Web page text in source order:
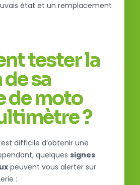
état et un remplacement
tester la
sa
de moto
?
difficile d’obtenir une
quelques signes
peuvent vous alerter sur
: